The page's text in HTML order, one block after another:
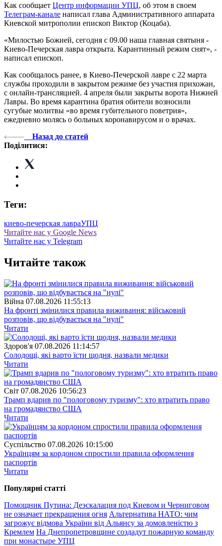
Как сообщает Центр информации УПЦ, об этом в своем
Телеграм-канале написал глава Административного аппарата
Киевской митрополии епископ Виктор (Коцаба).
«Милостью Божией, сегодня с 09.00 наша главная святыня -
Киево-Печерская лавра открыта. Карантинный режим снят», -
написал епископ.
Как сообщалось ранее, в Киево-Печерской лавре с 22 марта
службы проходили в закрытом режиме без участия прихожан,
с онлайн-трансляцией. 4 апреля были закрыты ворота Нижней
Лавры. Во время карантина братия обители возносили
сугубые молитвы «во время губительного поветрия»,
ежедневно молясь о больных коронавирусом и о врачах.
Назад до статей
Поділитися:
Теги:
киево-печерская лавраУПЦ
Читайте нас у Google News
Читайте нас у Telegram
Читайте також
Війна 07.08.2026 11:55:13
На фронті змінилися правила виживання: військовий
розповів, що відбувається на "нулі"
Читати
Здоров'я 07.08.2026 11:14:57
Солодощі, які варто їсти щодня, назвали медики
Читати
Свiт 07.08.2026 10:56:23
Трамп вдарив по "пологовому туризму": хто втратить право
на громадянство США
Читати
Суспiльство 07.08.2026 10:15:00
Українцям за кордоном спростили правила оформлення
паспортів
Читати
Популярнi статтi
Помощник Путина: Деэскалация под Киевом и Черниговом
не означает прекращения огня Альтернатива НАТО: чим
загрожує відмова України від Альянсу за домовленістю з
Кремлем На Днепропетровщине создадут пожарную команду
при монастыре УПЦ